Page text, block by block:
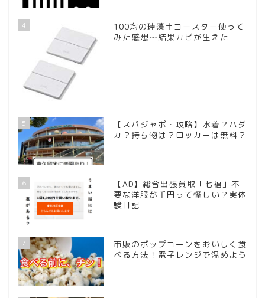
4
100均の珪藻土コースター使って
みた感想～結果カビが生えた
5
【スパジャポ・攻略】水着？ハダ
カ？持ち物は？ロッカーは無料？
6
【AD】総合出張買取「七福」不
要な洋服が千円って怪しい？実体
験日記
7
市販のポップコーンをおいしく食
べる方法！電子レンジで温めよう